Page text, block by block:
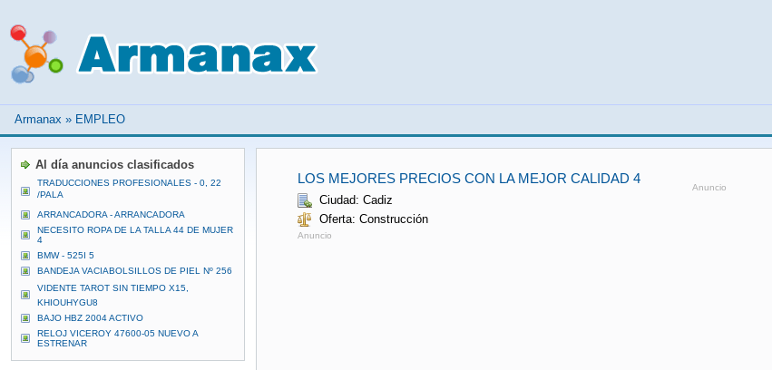
Armanax » EMPLEO
LOS MEJORES PRECIOS CON LA MEJOR CALIDAD 4
Ciudad: Cadiz
Oferta: Construcción
Anuncio
Anuncio
Al día anuncios clasificados
TRADUCCIONES PROFESIONALES - 0, 22
/PALA
ARRANCADORA - ARRANCADORA
NECESITO ROPA DE LA TALLA 44 DE MUJER
4
BMW - 525I 5
BANDEJA VACIABOLSILLOS DE PIEL Nº 256
VIDENTE TAROT SIN TIEMPO X15,
KHIOUHYGU8
BAJO HBZ 2004 ACTIVO
RELOJ VICEROY 47600-05 NUEVO A
ESTRENAR